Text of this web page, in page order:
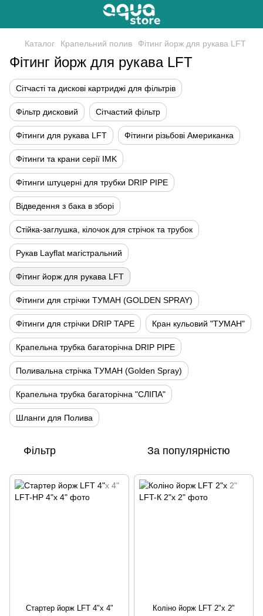
Каталог Крапельний полив Фітинг йорж для рукава LFT
Фітинг йорж для рукава LFT
Сітчасті та дискові картриджі для фільтрів
Фільтр дисковий Сітчастий фільтр
Фітинги для рукава LFT Фітинги різьбові Американка
Фітинги та крани серії IMK
Фітинги штуцерні для трубки DRIP PIPE
Відведення з бака в зборі
Стійка-заглушка, кілочок для стрічок та трубок
Рукав Layflat магістральний
Фітинг йорж для рукава LFT
Фітинги для стрічки ТУМАН (GOLDEN SPRAY)
Фітинги для стрічки DRIP TAPE Кран кульовий "ТУМАН"
Крапельна трубка багаторічна DRIP PIPE
Поливальна стрічка ТУМАН (Golden Spray)
Крапельна трубка багаторічна "СЛІПА"
Шланги для Полива
Фільтр За популярністю
Стартер йорж LFT 4"х 4" Коліно йорж LFT 2"х 2"